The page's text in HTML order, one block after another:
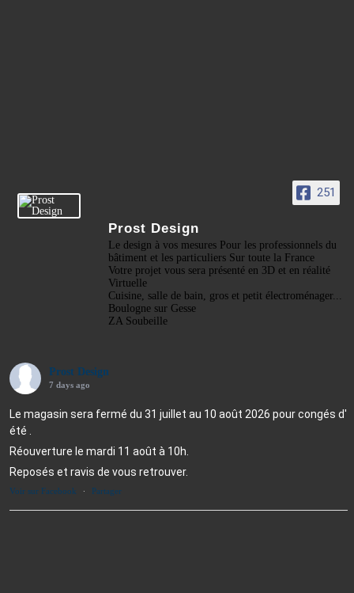
251
Prost Design
Le design à vos mesures Pour les professionnels du
bâtiment et les particuliers Sur toute la France
Votre projet vous sera présenté en 3D et en réalité
Virtuelle
Cuisine, salle de bain, gros et petit électroménager...
Boulogne sur Gesse
ZA Soubeille
Prost Design
7 days ago
Le magasin sera fermé du 31 juillet au 10 août 2026 pour congés d'
été .
Réouverture le mardi 11 août à 10h.
Reposés et ravis de vous retrouver.
Voir sur Facebook · Partager